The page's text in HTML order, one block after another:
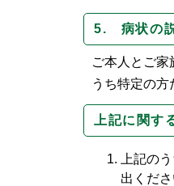
5. 病状の
ご本人とご
うち特定の方
上記に関す
上記の
出くださ